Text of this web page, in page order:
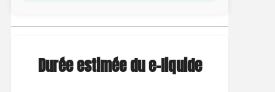
Durée estimée du e-liquide